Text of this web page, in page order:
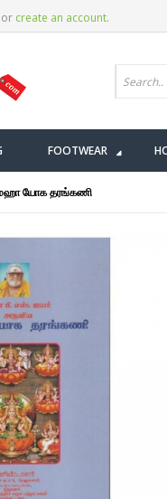
or create an account.
FOOTWEAR
யோக தரங்கணி